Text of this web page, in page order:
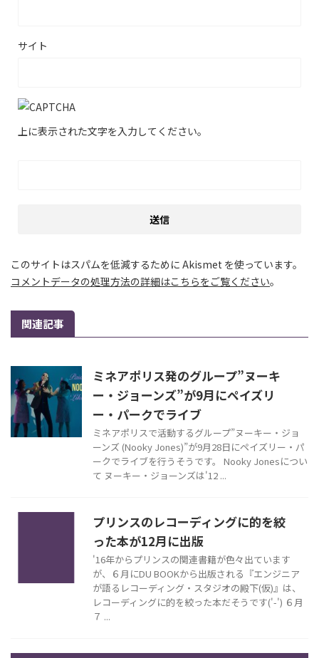
サイト
上に表示された文字を入力してください。
このサイトはスパムを低減するために Akismet を使っています。
コメントデータの処理方法の詳細はこちらをご覧ください。
関連記事
ミネアポリス発のグループ”ヌーキ
ー・ジョーンズ”が9月にペイズリ
ー・パークでライブ
ミネアポリスで活動するグループ”ヌーキー・ジョ
ーンズ (Nooky Jones)”が9月28日にペイズリー・パ
ークでライブを行うそうです。 Nooky Jonesについ
て ヌーキー・ジョーンズは'12 ...
プリンスのレコーディングに的を絞
った本が12月に出版
'16年からプリンスの関連書籍が色々出ています
が、６月にDU BOOKから出版される『エンジニア
が語るレコーディング・スタジオの殿下(仮)』は、
レコーディングに的を絞った本だそうです('-') ６月
７ ...